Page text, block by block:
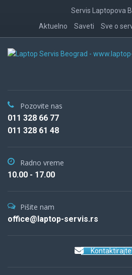
Servis Laptopova
Aktuelno
Saveti Sve o
Pozovite nas
011 328 66 77
011 328 61 48
Radno vreme
10.00 - 17.00
Pišite nam
office@laptop-servis.rs